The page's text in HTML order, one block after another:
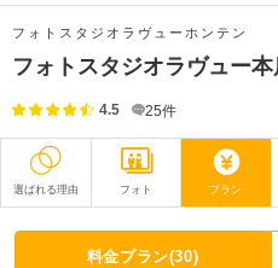
フォトスタジオラヴューホンテン
フォトスタジオラヴュー本
4.5 25件
選ばれる理由 フォト プラン
撮影レポート
料金プラン(30)